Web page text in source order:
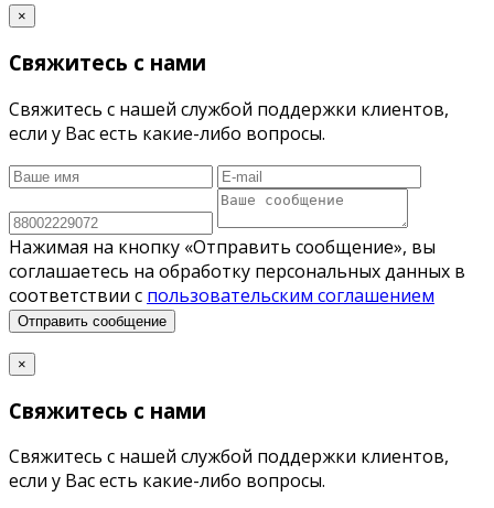
×
Свяжитесь с нами
Свяжитесь с нашей службой поддержки клиентов,
если у Вас есть какие-либо вопросы.
Нажимая на кнопку «Отправить сообщение», вы
соглашаетесь на обработку персональных данных в
соответствии с пользовательским соглашением
Отправить сообщение
×
Свяжитесь с нами
Свяжитесь с нашей службой поддержки клиентов,
если у Вас есть какие-либо вопросы.